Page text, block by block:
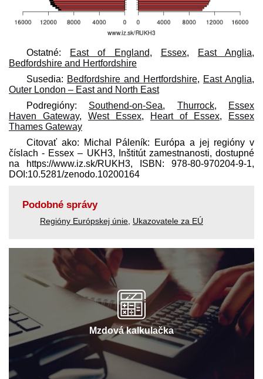
Ostatné: East of England, Essex, East Anglia,
Bedfordshire and Hertfordshire
Susedia: Bedfordshire and Hertfordshire, East Anglia,
Outer London – East and North East
Podregióny: Southend-on-Sea, Thurrock,
Essex
Haven Gateway, West Essex, Heart of Essex,
Essex
Thames Gateway
Citovať ako: Michal Páleník: Európa a jej regióny v
číslach - Essex – UKH3, Inštitút zamestnanosti, dostupné
na https://www.iz.sk/​RUKH3, ISBN: 978-80-970204-9-1,
DOI:10.5281/zenodo.10200164
Podobné správy
Regióny Európskej únie Ukazovatele za EÚ
Mzdová kalkulačka